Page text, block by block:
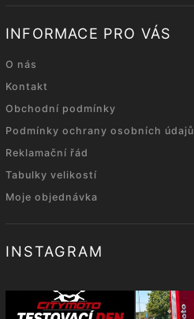
INFORMACE PRO VÁS
O nás
Kontakt
Obchodní podmínky
Podmínky ochrany osobních údajů
Reklamační řád
Tabulky velikostí
Moje objednávka
INSTAGRAM